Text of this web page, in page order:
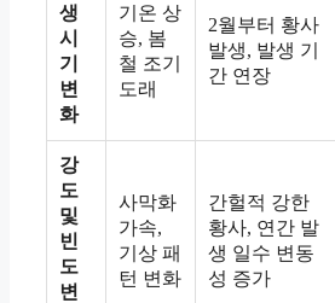
생
시
기
변
화
기온 상
승, 봄
철 조기
도래
2월부터 황사
발생, 발생 기
간 연장
강
도
및
빈
도
변
사막화
가속,
기상 패
턴 변화
간헐적 강한
황사, 연간 발
생 일수 변동
성 증가